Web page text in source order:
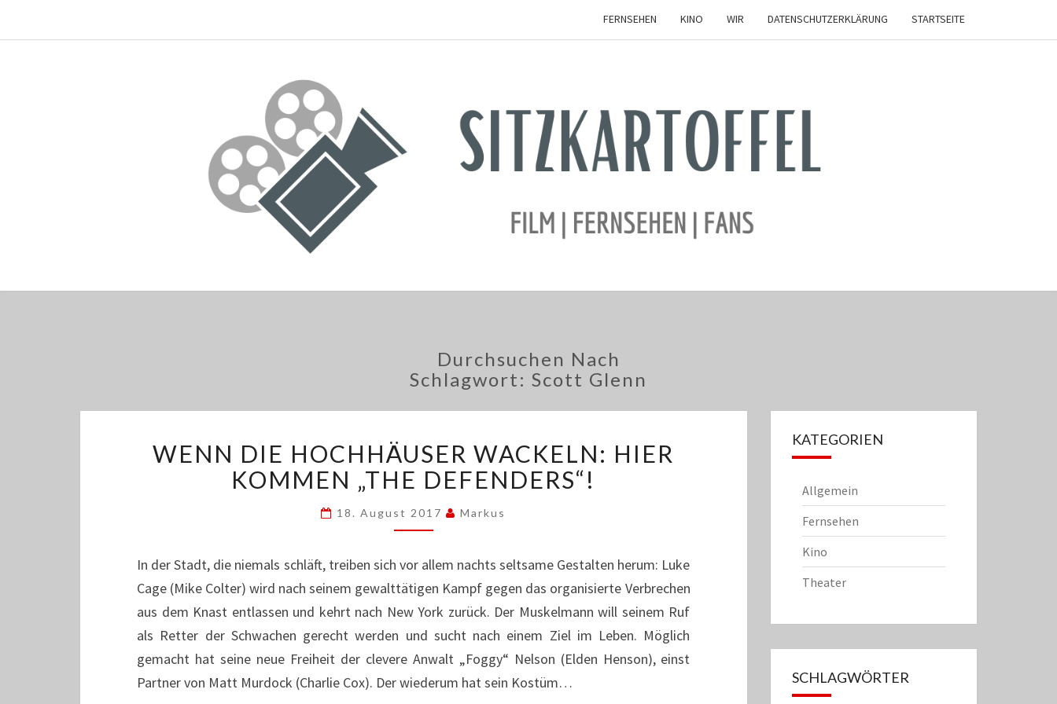
FERNSEHEN KINO WIR DATENSCHUTZERKLÄRUNG STARTSEITE
Durchsuchen Nach
Schlagwort: Scott Glenn
DIE
HOCHHÄUSER
WACKELN:
HIER
KOMMEN
DEFENDERS“!
WENN DIE HOCHHÄUSER WACKELN: HIER
KOMMEN „THE DEFENDERS“!
18. August 2017 Markus
In der Stadt, die niemals schläft, treiben sich vor allem nachts seltsame Gestalten herum: Luke
Cage (Mike Colter) wird nach seinem gewalttätigen Kampf gegen das organisierte Verbrechen
aus dem Knast entlassen und kehrt nach New York zurück. Der Muskelmann will seinem Ruf
als Retter der Schwachen gerecht werden und sucht nach einem Ziel im Leben. Möglich
gemacht hat seine neue Freiheit der clevere Anwalt „Foggy“ Nelson (Elden Henson), einst
Partner von Matt Murdock (Charlie Cox). Der wiederum hat sein Kostüm…
KATEGORIEN
Allgemein
Fernsehen
Kino
Theater
SCHLAGWÖRTER